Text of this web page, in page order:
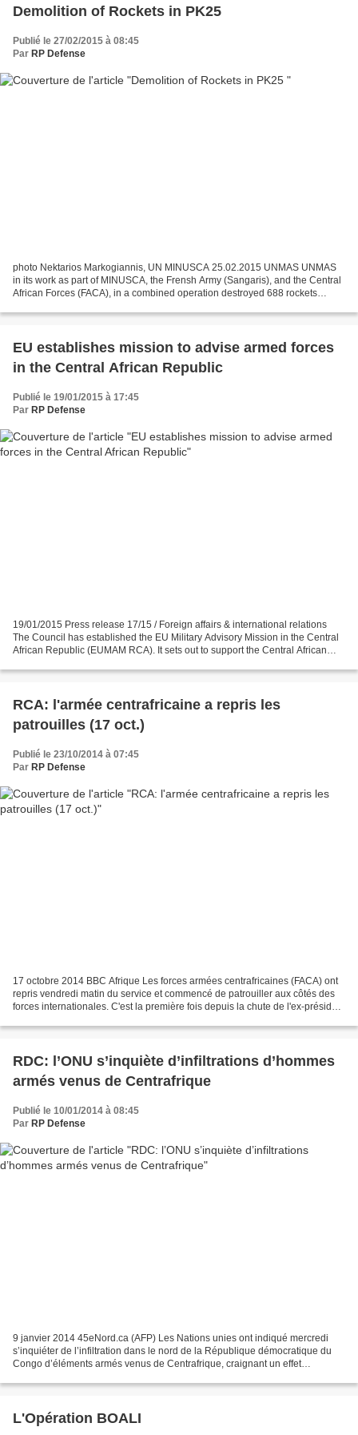
Demolition of Rockets in PK25
Publié le 27/02/2015 à 08:45
Par RP Defense
photo Nektarios Markogiannis, UN MINUSCA 25.02.2015 UNMAS UNMAS
in its work as part of MINUSCA, the Frensh Army (Sangaris), and the Central
African Forces (FACA), in a combined operation destroyed 688 rockets
EU establishes mission to advise armed forces
in the Central African Republic
Publié le 19/01/2015 à 17:45
Par RP Defense
19/01/2015 Press release 17/15 / Foreign affairs & international relations
The Council has established the EU Military Advisory Mission in the Central
African Republic (EUMAM RCA). It sets out to support the Central African
RCA: l'armée centrafricaine a repris les
patrouilles (17 oct.)
Publié le 23/10/2014 à 07:45
Par RP Defense
17 octobre 2014 BBC Afrique Les forces armées centrafricaines (FACA) ont
repris vendredi matin du service et commencé de patrouiller aux côtés des
forces internationales. C'est la première fois depuis la chute de l'ex-président
RDC: l’ONU s’inquiète d’infiltrations d’hommes
armés venus de Centrafrique
Publié le 10/01/2014 à 08:45
Par RP Defense
9 janvier 2014 45eNord.ca (AFP) Les Nations unies ont indiqué mercredi
s’inquiéter de l’infiltration dans le nord de la République démocratique du
Congo d’éléments armés venus de Centrafrique, craignant un effet
L'Opération BOALI